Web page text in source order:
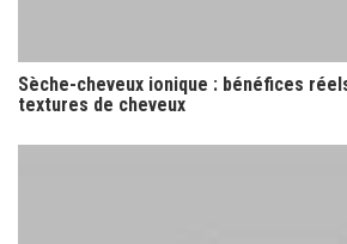
Sèche-cheveux ionique : bénéfices
textures de cheveux